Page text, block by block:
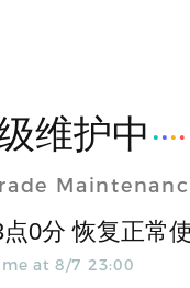
维护中
点0分 恢复正常
at8/7 23:00